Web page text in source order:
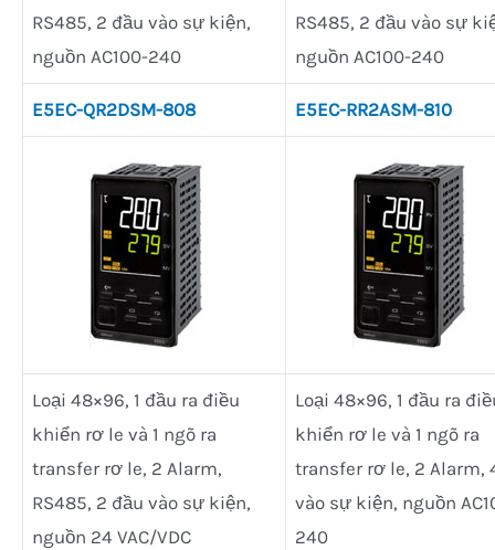
RS485, 2 đầu vào sự kiện,
nguồn AC100-240
RS485, 2 đầu vào sự
nguồn AC100-240
E5EC-QR2DSM-808 E5EC-RR2ASM-810
Loại 48×96, 1 đầu ra điều
khiển rơ le và 1 ngõ ra
transfer rơ le, 2 Alarm,
RS485, 2 đầu vào sự kiện,
nguồn 24 VAC/VDC
Loại 48×96, 1 đầu ra
khiển rơ le và 1 ngõ ra
transfer rơ le, 2 Alarm,
vào sự kiện, nguồn
240